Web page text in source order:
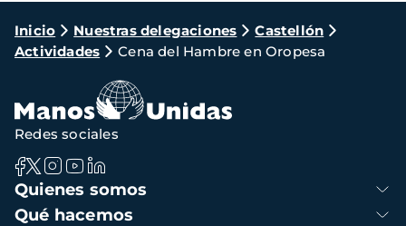
Ruta
de
navegación
Inicio Nuestras delegaciones
Castellón
Actividades
Cena del Hambre en Oropesa
Navegación
principal
Quienes somos
Qué hacemos
Redes sociales